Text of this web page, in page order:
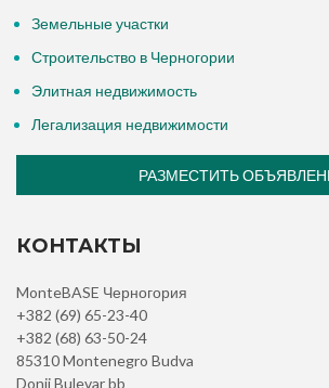
Земельные участки
Строительство в Черногории
Элитная недвижимость
Легализация недвижимости
РАЗМЕСТИТЬ
КОНТАКТЫ
MonteBASE Черногория
+382 (69) 65-23-40
+382 (68) 63-50-24
85310 Montenegro Budva
Donji Bulevar bb